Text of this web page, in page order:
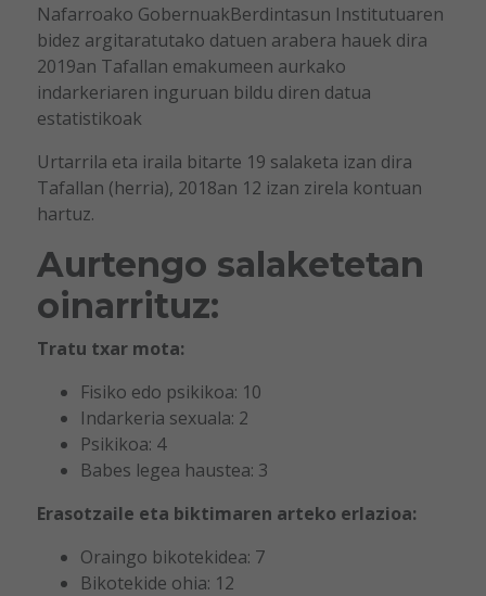
Nafarroako GobernuakBerdintasun Institutuaren
bidez argitaratutako datuen arabera hauek dira
2019an Tafallan emakumeen aurkako
indarkeriaren inguruan bildu diren datua
estatistikoak
Urtarrila eta iraila bitarte 19 salaketa izan dira
Tafallan (herria), 2018an 12 izan zirela kontuan
hartuz.
Aurtengo salaketetan
oinarrituz:
Tratu txar mota:
Fisiko edo psikikoa: 10
Indarkeria sexuala: 2
Psikikoa: 4
Babes legea haustea: 3
Erasotzaile eta biktimaren arteko erlazioa:
Oraingo bikotekidea: 7
Bikotekide ohia: 12